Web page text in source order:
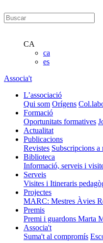
CA
ca
es
Associa't
L’associació
Qui som Orígens
Formació
Oportunitats formatives
Actualitat
Publicacions
Revistes Subscripcions a
Biblioteca
Informació, serveis i
Serveis
Visites i Itineraris
Projectes
MARC: Mestres Àvies
Premis
Premi i guardons Marta
Associa't
Suma't al compromís